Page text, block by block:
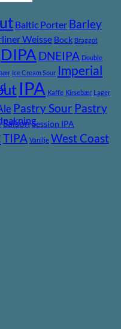
Baltic Porter Barley
Weisse Bock Braggot
DIPA DNEIPA Double
Ice Cream Sour Imperial
IPA Kaffe Kirsebær Lager
Pastry Sour Pastry
SaisonSession IPA
TIPA Vanilje West Coast